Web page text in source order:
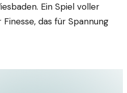
Ein Spiel voller
das für Spannung